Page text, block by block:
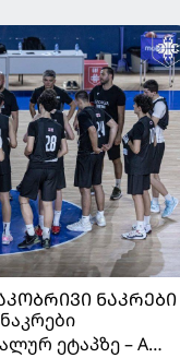
ᲜᲐᲙᲠᲔᲑᲘ
ეტაპზე – A